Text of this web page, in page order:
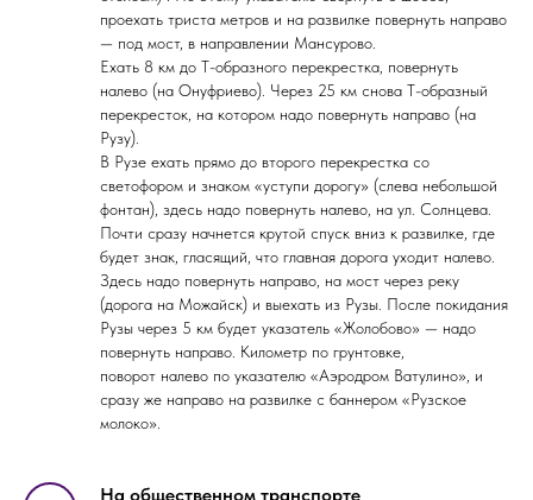
проехать триста метров и на развилке повернуть направо
— под мост, в направлении Мансурово.
Ехать 8 км до Т-образного перекрестка, повернуть
налево (на Онуфриево). Через 25 км снова Т-образный
перекресток, на котором надо повернуть направо (на
Рузу).
В Рузе ехать прямо до второго перекрестка со
светофором и знаком «уступи дорогу» (слева небольшой
фонтан), здесь надо повернуть налево, на ул. Солнцева.
Почти сразу начнется крутой спуск вниз к развилке, где
будет знак, гласящий, что главная дорога уходит налево.
Здесь надо повернуть направо, на мост через реку
(дорога на Можайск) и выехать из Рузы. После покидания
Рузы через 5 км будет указатель «Жолобово» — надо
повернуть направо. Километр по грунтовке,
поворот налево по указателю «Аэродром Ватулино», и
сразу же направо на развилке с баннером «Рузское
молоко».
На общественном транспорте